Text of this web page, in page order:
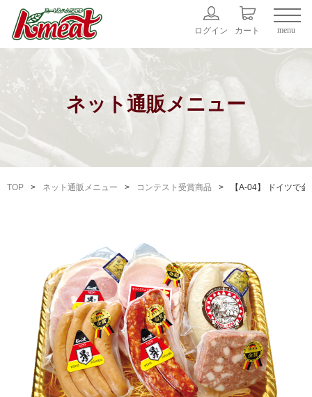
menu
ログイン カート
ネット通販メニュー
TOP ネット通販メニュー コンテスト受賞商品 【A-04】 ドイツで